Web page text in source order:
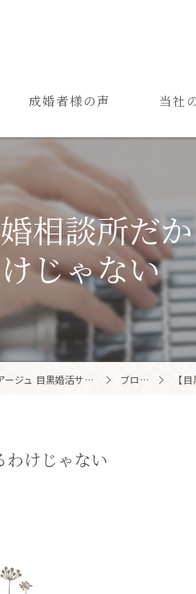
成婚者様の声 当社
成婚
再婚
婚活
相談所だ
じゃない
【究極のパートナーと出逢える結婚相談所】目黒区・品川区で結婚相談所ならアノー・ド・マリアージュ 目黒婚活サロン ブログ 【
わけじゃない